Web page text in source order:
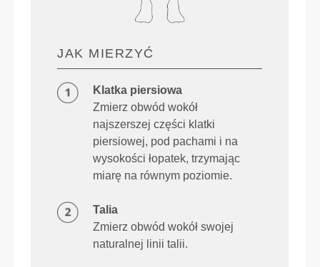
JAK MIERZYĆ
Klatka piersiowa
Zmierz obwód wokół
najszerszej części klatki
piersiowej, pod pachami i na
wysokości łopatek, trzymając
miarę na równym poziomie.
Talia
Zmierz obwód wokół swojej
naturalnej linii talii.